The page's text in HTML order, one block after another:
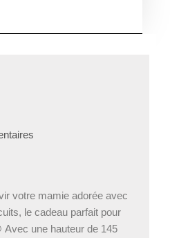
votre mamie adorée avec
le cadeau parfait pour
Avec une hauteur de 145